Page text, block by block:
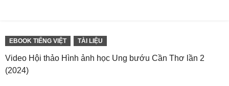
EBOOK TIẾNG VIỆT TÀI LIỆU
Video Hội thảo Hình ảnh học Ung bướu Cần Thơ lần 2
(2024)